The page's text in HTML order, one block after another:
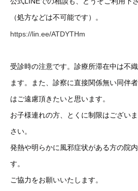
（処方などは不可能です）。
https://lin.ee/ATDYTHm
受診時の注意です。診療所滞在中は不
ます。また、診察に直接関係無い同伴
はご遠慮頂きたいと思います。
お子様連れの方、とくに制限はござい
さい。
発熱や明らかに風邪症状がある方の院
す。
ご協力をお願いいたします。